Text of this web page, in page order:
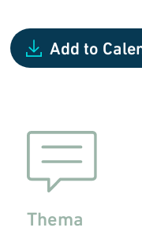
Add to
Thema